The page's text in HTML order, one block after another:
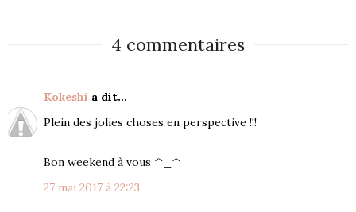
4 commentaires
Kokeshi a dit…
Plein des jolies choses en perspective !!!
Bon weekend à vous ^_^
27 mai 2017 à 22:23